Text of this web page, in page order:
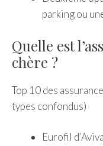
parking ou
Quelle est
chère ?
Top 10 des
types confondus)
Eurofil